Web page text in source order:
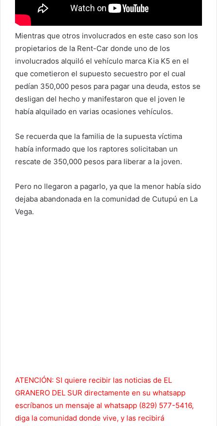
Mientras que otros involucrados en este caso son los
propietarios de la Rent-Car donde uno de los
involucrados alquiló el vehículo marca Kia K5 en el
que cometieron el supuesto secuestro por el cual
pedían 350,000 pesos para pagar una deuda, estos se
desligan del hecho y manifestaron que el joven le
había alquilado en varias ocasiones vehículos.
Se recuerda que la familia de la supuesta víctima
había informado que los raptores solicitaban un
rescate de 350,000 pesos para liberar a la joven.
Pero no llegaron a pagarlo, ya que la menor había sido
dejaba abandonada en la comunidad de Cutupú en La
Vega.
ATENCIÓN: SI quiere recibir las noticias de EL
GRANERO DEL SUR directamente en su whatsapp
escríbanos un mensaje al whatsapp (829) 577-5416,
diga la comunidad donde vive, y las recibirá